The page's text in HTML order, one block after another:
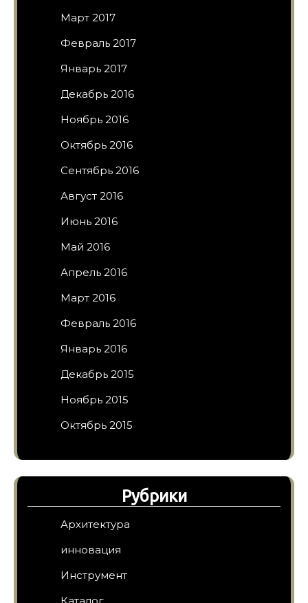
Март 2017
Февраль 2017
Январь 2017
Декабрь 2016
Ноябрь 2016
Октябрь 2016
Сентябрь 2016
Август 2016
Июнь 2016
Май 2016
Апрель 2016
Март 2016
Февраль 2016
Январь 2016
Декабрь 2015
Ноябрь 2015
Октябрь 2015
Рубрики
Архитектура
инновация
Инструмент